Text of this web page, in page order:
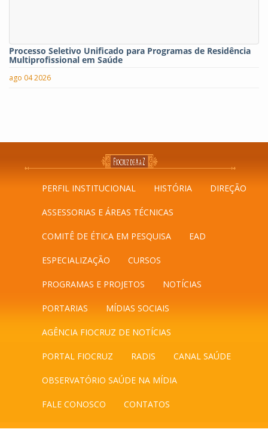
Processo Seletivo Unificado para Programas de Residência
Multiprofissional em Saúde
ago 04 2026
PERFIL INSTITUCIONAL HISTÓRIA DIREÇÃO
ASSESSORIAS E ÁREAS TÉCNICAS
COMITÊ DE ÉTICA EM PESQUISA EAD
ESPECIALIZAÇÃO CURSOS
PROGRAMAS E PROJETOS NOTÍCIAS
PORTARIAS MÍDIAS SOCIAIS
AGÊNCIA FIOCRUZ DE NOTÍCIAS
PORTAL FIOCRUZ RADIS CANAL SAÚDE
OBSERVATÓRIO SAÚDE NA MÍDIA
FALE CONOSCO CONTATOS